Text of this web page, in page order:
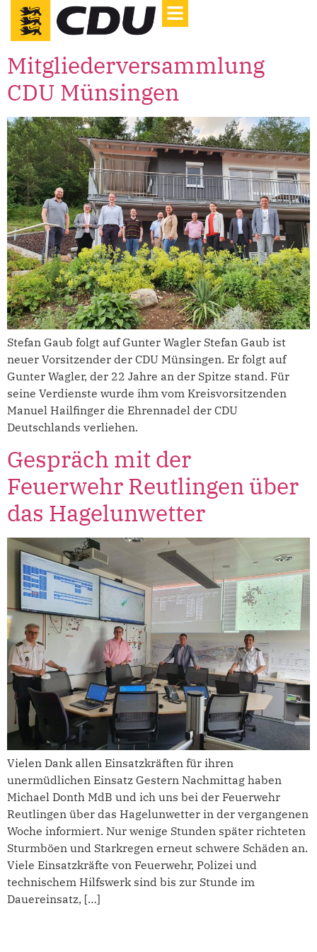
Mitgliederversammlung
CDU Münsingen
Stefan Gaub folgt auf Gunter Wagler Stefan Gaub ist
neuer Vorsitzender der CDU Münsingen. Er folgt auf
Gunter Wagler, der 22 Jahre an der Spitze stand. Für
seine Verdienste wurde ihm vom Kreisvorsitzenden
Manuel Hailfinger die Ehrennadel der CDU
Deutschlands verliehen.
Gespräch mit der
Feuerwehr Reutlingen über
das Hagelunwetter
Vielen Dank allen Einsatzkräften für ihren
unermüdlichen Einsatz Gestern Nachmittag haben
Michael Donth MdB und ich uns bei der Feuerwehr
Reutlingen über das Hagelunwetter in der vergangenen
Woche informiert. Nur wenige Stunden später richteten
Sturmböen und Starkregen erneut schwere Schäden an.
Viele Einsatzkräfte von Feuerwehr, Polizei und
technischem Hilfswerk sind bis zur Stunde im
Dauereinsatz, […]